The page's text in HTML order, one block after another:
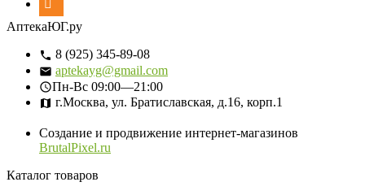
АптекаЮГ.ру
8 (925) 345-89-08
aptekayg@gmail.com
Пн-Вс 09:00—21:00
г.Москва, ул. Братиславская, д.16, корп.1
Создание и продвижение интернет-магазинов
BrutalPixel.ru
Каталог товаров